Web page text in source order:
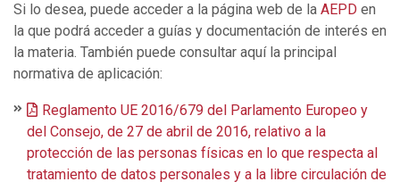
Si lo desea, puede acceder a la página web de la AEPD en
la que podrá acceder a guías y documentación de interés en
la materia. También puede consultar aquí la principal
normativa de aplicación:
Reglamento UE 2016/679 del Parlamento Europeo y
del Consejo, de 27 de abril de 2016, relativo a la
protección de las personas físicas en lo que respecta al
tratamiento de datos personales y a la libre circulación de